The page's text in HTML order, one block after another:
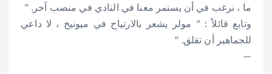
ما ، نرغب في أن يستمر معنا في النادي في منصب آخر. ”
وتابع قائلاً : ” مولر يشعر بالارتياح في ميونيخ ، لا داعي
للجماهير أن تقلق. ”
—